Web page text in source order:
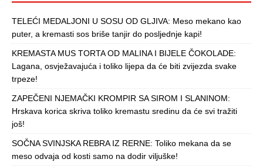
TELEĆI MEDALJONI U SOSU OD GLJIVA: Meso mekano kao
puter, a kremasti sos briše tanjir do posljednje kapi!
KREMASTA MUS TORTA OD MALINA I BIJELE ČOKOLADE:
Lagana, osvježavajuća i toliko lijepa da će biti zvijezda svake
trpeze!
ZAPEČENI NJEMAČKI KROMPIR SA SIROM I SLANINOM:
Hrskava korica skriva toliko kremastu sredinu da će svi tražiti
još!
SOČNA SVINJSKA REBRA IZ RERNE: Toliko mekana da se
meso odvaja od kosti samo na dodir viljuške!